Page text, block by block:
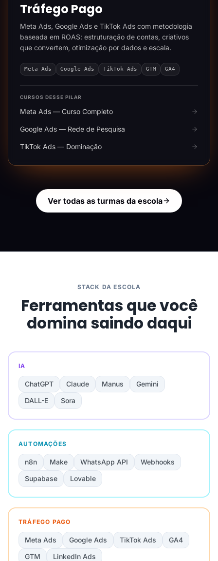
Tráfego Pago
Meta Ads, Google Ads e TikTok Ads com metodologia
baseada em ROAS: estruturação de contas, criativos
que convertem, otimização por dados e escala.
Meta Ads Google Ads TikTok Ads GTM GA4
CURSOS DESSE PILAR
Meta Ads — Curso Completo
Google Ads — Rede de Pesquisa
TikTok Ads — Dominação
Ver todas as turmas da escola
STACK DA ESCOLA
Ferramentas que você
domina saindo daqui
IA
ChatGPT Claude Manus
Gemini
DALL-E
Sora
AUTOMAÇÕES
n8n Make WhatsApp API
Webhooks
Supabase
Lovable
TRÁFEGO PAGO
Meta Ads Google Ads TikTok Ads
GA4
GTM
LinkedIn Ads